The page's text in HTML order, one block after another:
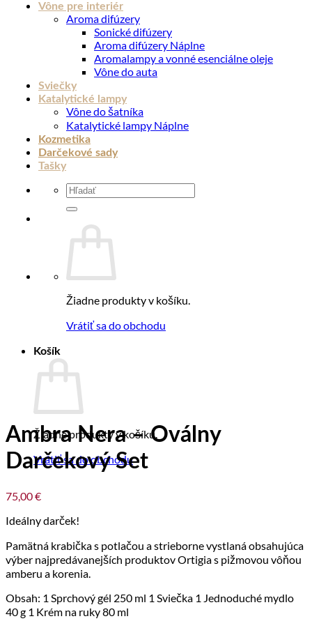
Vône pre interiér
Aroma difúzery
Sonické difúzery
Aroma difúzery Náplne
Aromalampy a vonné esenciálne oleje
Vône do auta
Sviečky
Katalytické lampy
Vône do šatníka
Katalytické lampy Náplne
Kozmetika
Darčekové sady
Tašky
Hľadať:
Žiadne produkty v košíku.
Vrátiť sa do obchodu
Košík
Žiadne produkty v košíku.
Vrátiť sa do obchodu
Ambra Nera – Oválny
Darčekový Set
75,00€
Ideálny darček!
Pamätná krabička s potlačou a strieborne vystlaná obsahujúca
výber najpredávanejších produktov Ortigia s pižmovou vôňou
amberu a korenia.
Obsah: 1 Sprchový gél 250 ml 1 Sviečka 1 Jednoduché mydlo
40 g 1 Krém na ruky 80 ml